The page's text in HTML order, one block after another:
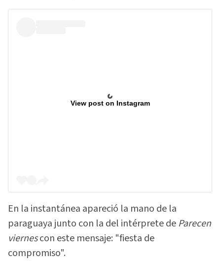
View post on Instagram
En la instantánea apareció la mano de la
paraguaya junto con la del intérprete de Parecen
viernescon este mensaje: "fiesta de
compromiso".